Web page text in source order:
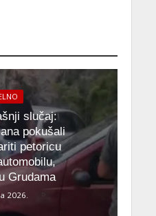
slučaj:
pokušali
petoricu
Grudama
2026.